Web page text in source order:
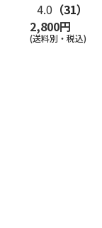
4.0 （31）
2,800円
(送料別・税込)